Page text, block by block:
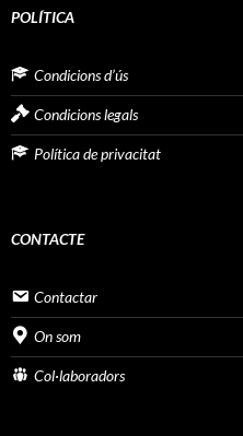
POLÍTICA
Condicions d’ús
Condicions legals
Política de privacitat
CONTACTE
Contactar
On som
Col·laboradors